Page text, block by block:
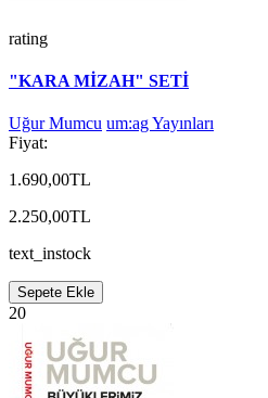
rating
"KARA MİZAH" SETİ
Uğur Mumcu um:ag Yayınları
Fiyat:
1.690,00TL
2.250,00TL
text_instock
Sepete Ekle
20